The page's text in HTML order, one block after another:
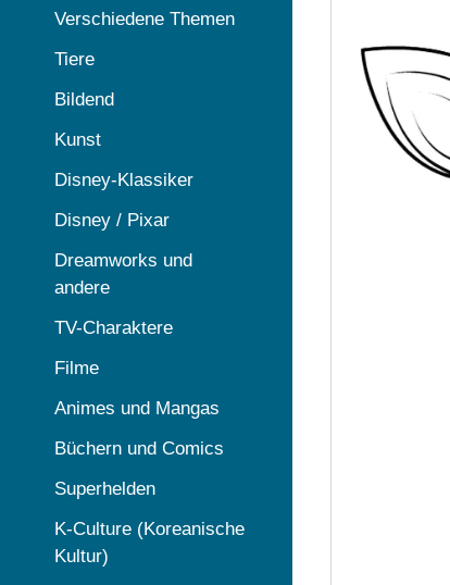
Verschiedene Themen
Tiere
Bildend
Kunst
Disney-Klassiker
Disney / Pixar
Dreamworks und
andere
TV-Charaktere
Filme
Animes und Mangas
Büchern und Comics
Superhelden
K-Culture (Koreanische
Kultur)